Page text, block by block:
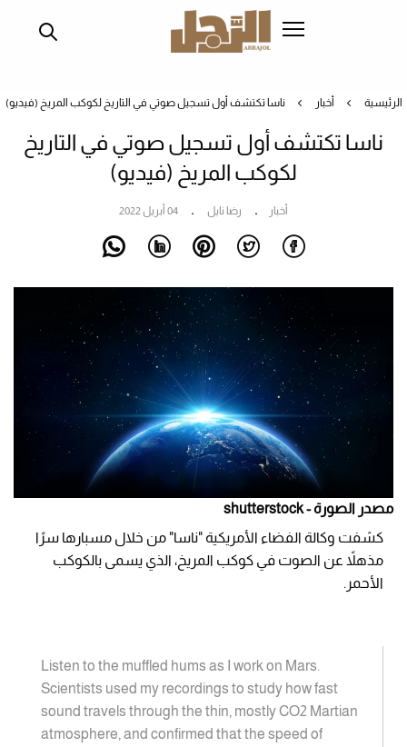
الرئيسية أخبار ناسا تكتشف أول تسجيل صوتي في التاريخ لكوكب المريخ (فيديو)
ناسا تكتشف أول تسجيل صوتي في التاريخ
لكوكب المريخ (فيديو)
أخبار رضا نايل 04 أبريل 2022
مصدر الصورة - shutterstock
كشفت وكالة الفضاء الأمريكية "ناسا" من خلال مسبارها سرًا
مذهلاً عن الصوت في كوكب المريخ، الذي يسمى بالكوكب
الأحمر.
Listen to the muffled hums as I work on Mars.
Scientists used my recordings to study how fast
sound travels through the thin, mostly CO2 Martian
atmosphere, and confirmed that the speed of